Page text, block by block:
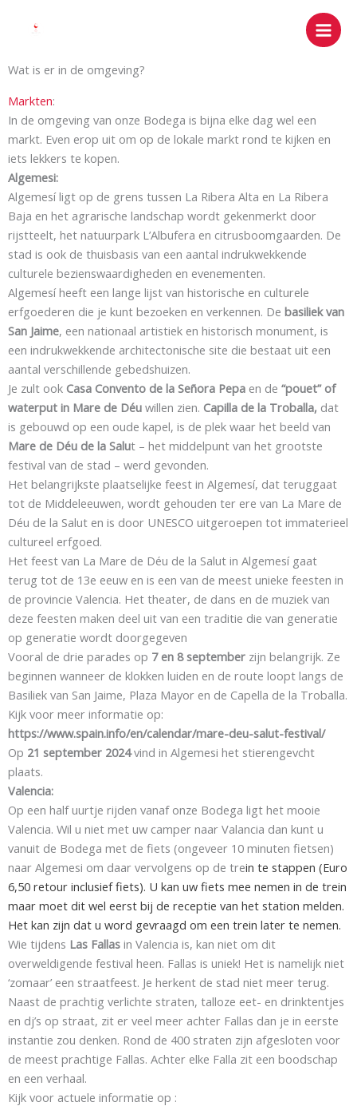
inhoud
Wat is er in de omgeving?
Markten:
In de omgeving van onze Bodega is bijna elke dag wel een
markt. Even erop uit om op de lokale markt rond te kijken en
iets lekkers te kopen.
Algemesi:
Algemesí ligt op de grens tussen La Ribera Alta en La Ribera
Baja en het agrarische landschap wordt gekenmerkt door
rijstteelt, het natuurpark L’Albufera en citrusboomgaarden. De
stad is ook de thuisbasis van een aantal indrukwekkende
culturele bezienswaardigheden en evenementen.
Algemesí heeft een lange lijst van historische en culturele
erfgoederen die je kunt bezoeken en verkennen. De basiliek van
San Jaime, een nationaal artistiek en historisch monument, is
een indrukwekkende architectonische site die bestaat uit een
aantal verschillende gebedshuizen.
Je zult ook Casa Convento de la Señora Pepa en de “pouet” of
waterput in Mare de Déu willen zien. Capilla de la Troballa, dat
is gebouwd op een oude kapel, is de plek waar het beeld van
Mare de Déu de la Salut – het middelpunt van het grootste
festival van de stad – werd gevonden.
Het belangrijkste plaatselijke feest in Algemesí, dat teruggaat
tot de Middeleeuwen, wordt gehouden ter ere van La Mare de
Déu de la Salut en is door UNESCO uitgeroepen tot immaterieel
cultureel erfgoed.
Het feest van La Mare de Déu de la Salut in Algemesí gaat
terug tot de 13e eeuw en is een van de meest unieke feesten in
de provincie Valencia. Het theater, de dans en de muziek van
deze feesten maken deel uit van een traditie die van generatie
op generatie wordt doorgegeven
Vooral de drie parades op 7 en 8 september zijn belangrijk. Ze
beginnen wanneer de klokken luiden en de route loopt langs de
Basiliek van San Jaime, Plaza Mayor en de Capella de la Troballa.
Kijk voor meer informatie op:
https://www.spain.info/en/calendar/mare-deu-salut-festival/
Op 21 september 2024vind in Algemesi het stierengevcht
plaats.
Valencia:
Op een half uurtje rijden vanaf onze Bodega ligt het mooie
Valencia. Wil u niet met uw camper naar Valancia dan kunt u
vanuit de Bodega met de fiets (ongeveer 10 minuten fietsen)
naar Algemesi om daar vervolgens op de trein te stappen (Euro
6,50 retour inclusief fiets). U kan uw fiets mee nemen in de trein
maar moet dit wel eerst bij de receptie van het station melden.
Het kan zijn dat u word gevraagd om een trein later te nemen.
Wie tijdens Las Fallas in Valencia is, kan niet om dit
overweldigende festival heen. Fallas is uniek! Het is namelijk niet
‘zomaar’ een straatfeest. Je herkent de stad niet meer terug.
Naast de prachtig verlichte straten, talloze eet- en drinktentjes
en dj’s op straat, zit er veel meer achter Fallas dan je in eerste
instantie zou denken. Rond de 400 straten zijn afgesloten voor
de meest prachtige Fallas. Achter elke Falla zit een boodschap
en een verhaal.
Kijk voor actuele informatie op :